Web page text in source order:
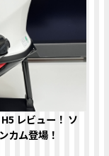
レビュー！ ソ
カム登場！